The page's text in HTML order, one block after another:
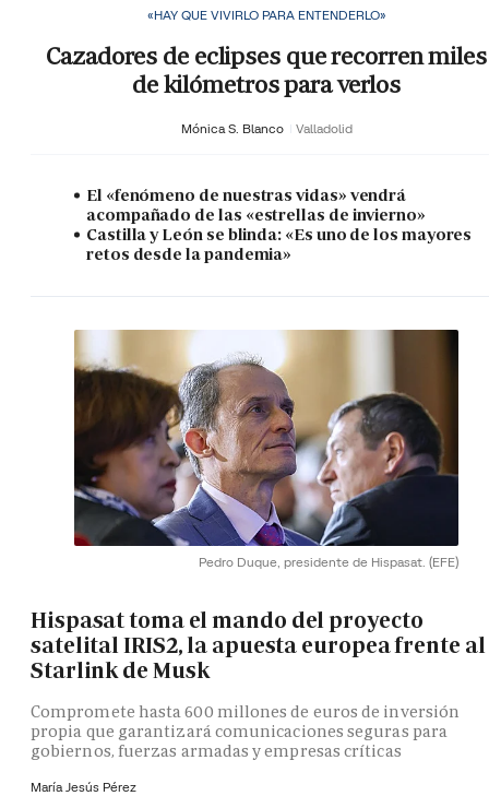
«HAY QUE VIVIRLO PARA ENTENDERLO»
Cazadores de eclipses que recorren miles
de kilómetros para verlos
Mónica S. Blanco Valladolid
El «fenómeno de nuestras vidas» vendrá
acompañado de las «estrellas de invierno»
Castilla y León se blinda: «Es uno de los mayores
retos desde la pandemia»
Pedro Duque, presidente de Hispasat. (EFE)
Hispasat toma el mando del proyecto
satelital IRIS2, la apuesta europea frente al
Starlink de Musk
Compromete hasta 600 millones de euros de inversión
propia que garantizará comunicaciones seguras para
gobiernos, fuerzas armadas y empresas críticas
María Jesús Pérez